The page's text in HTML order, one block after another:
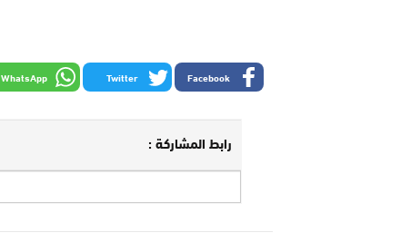
Facebook
Twitter
WhatsApp
رابط المشاركة :